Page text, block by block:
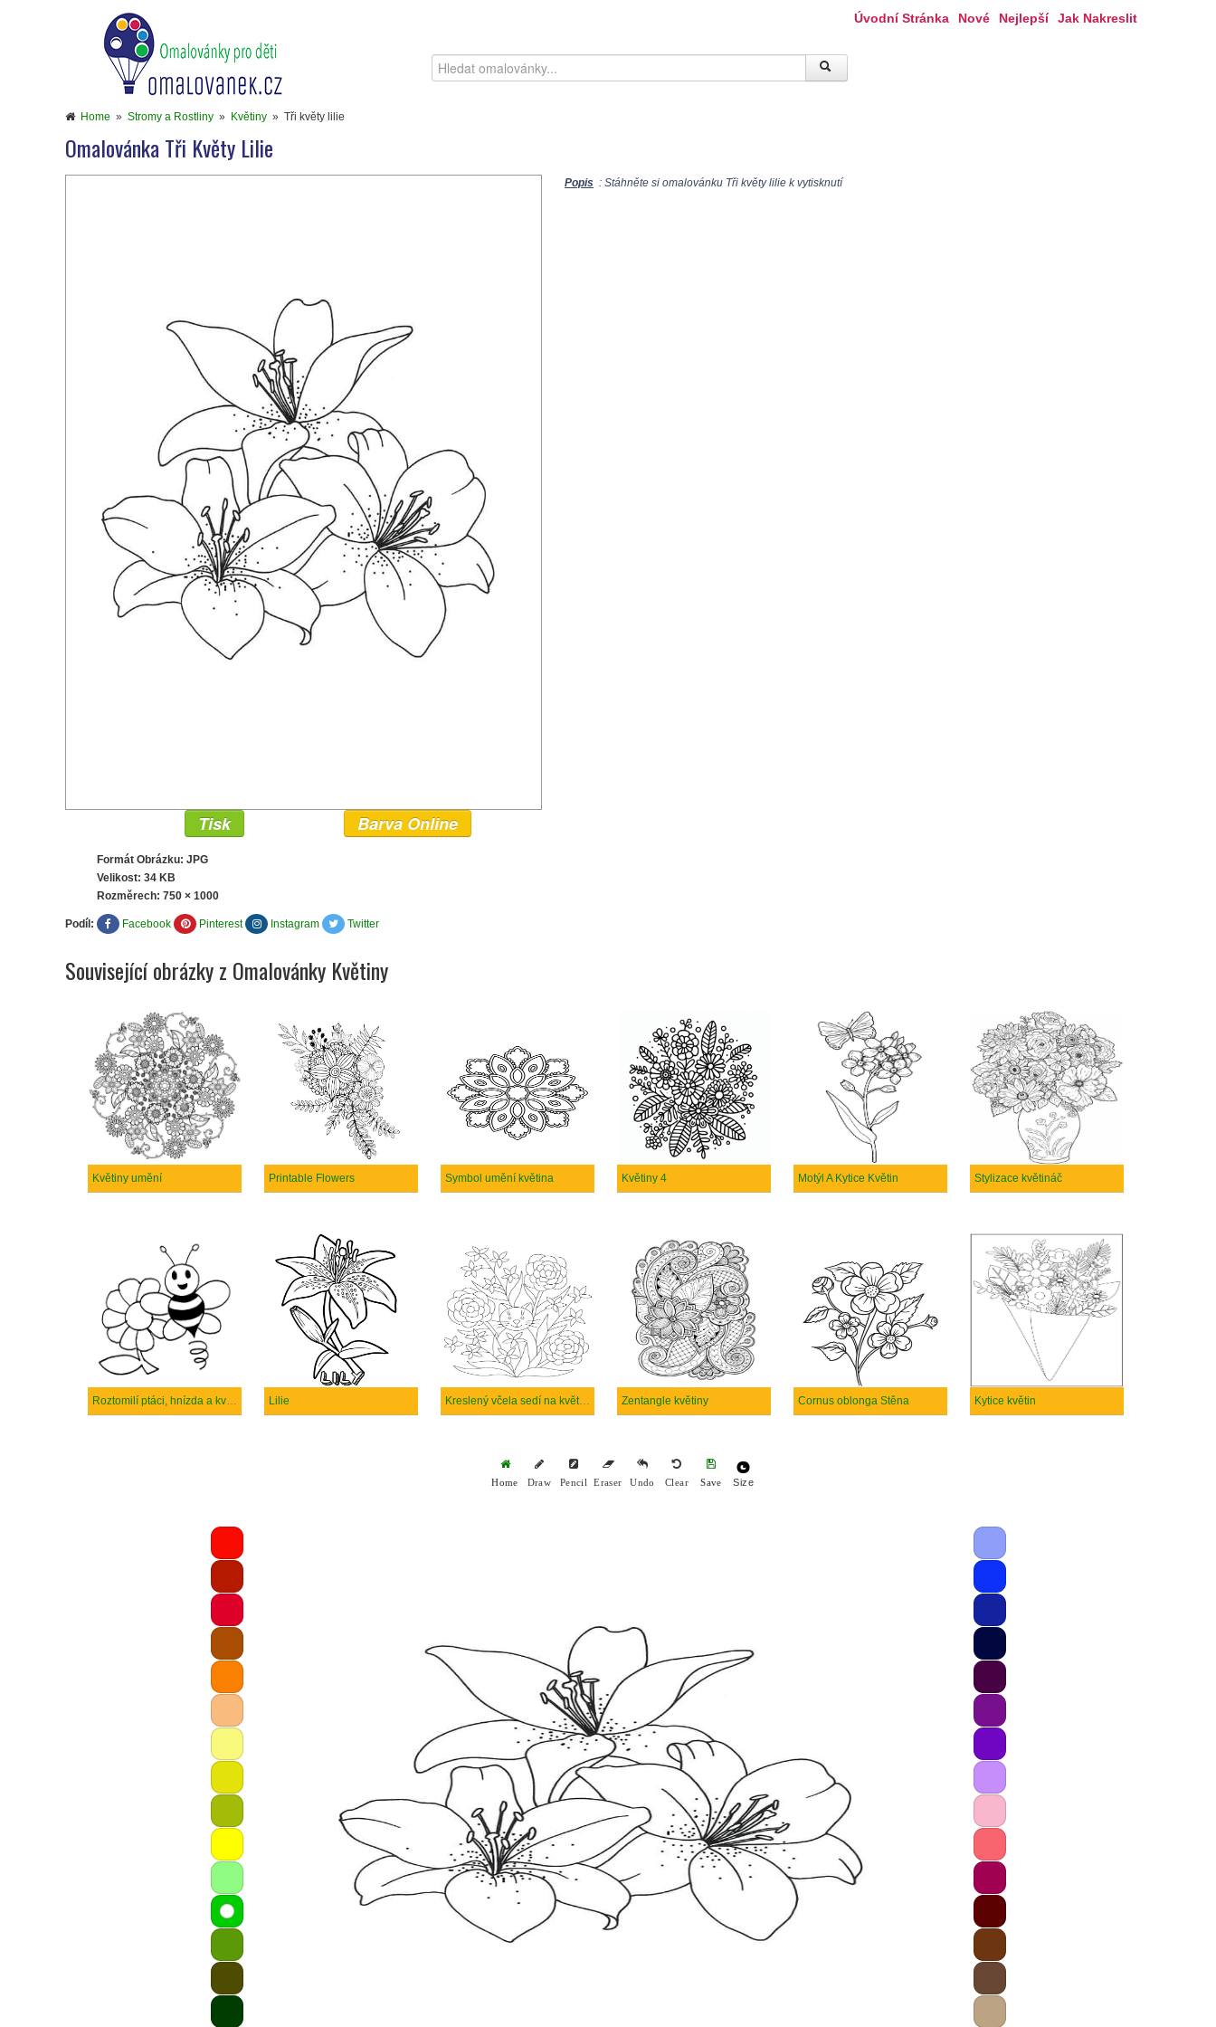
Úvodní Stránka Nové Nejlepší Jak Nakreslit
Home » Stromy a Rostliny » Květiny » Tři květy lilie
Omalovánka Tři Květy Lilie
Popis : Stáhněte si omalovánku Tři květy lilie k vytisknutí
Tisk Barva Online
Formát Obrázku: JPG
Velikost: 34 KB
Rozměrech: 750 × 1000
Podíl: Facebook Pinterest Instagram Twitter
Související obrázky z Omalovánky Květiny
Květiny umění Printable Flowers Symbol umění květina Květiny 4 Motýl A Kytice Květin Stylizace květináč
Roztomilí ptáci, hnízda a květiny Lilie Kreslený včela sedí na květině Zentangle květiny Cornus oblonga Stěna Kytice květin
Home Draw Pencil Eraser Undo Clear Save Size